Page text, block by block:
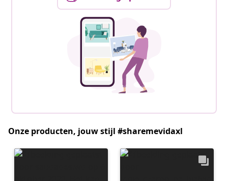
Onze producten, jouw stijl #sharemevidaxl